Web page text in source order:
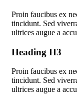
Proin faucibus ex
tincidunt. Sed
ultrices augue a
Heading H3
Proin faucibus ex
tincidunt. Sed
ultrices augue a